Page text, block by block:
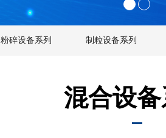
粉碎设备系列 制粒设备系列
混合设备